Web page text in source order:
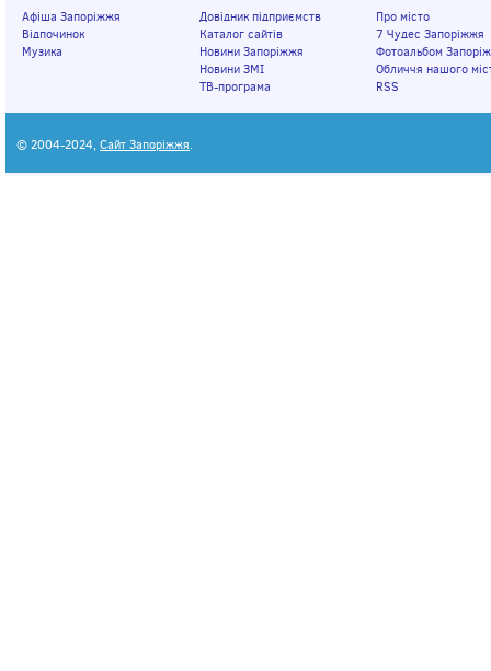
Афіша Запоріжжя
Відпочинок
Музика
Довідник підприємств
Каталог сайтів
Новини Запоріжжя
Новини ЗМІ
ТВ-програма
Про місто
7 Чудес Запоріжжя
Фотоальбом
Обличчя нашого
RSS
© 2004-2024, Сайт Запоріжжя.